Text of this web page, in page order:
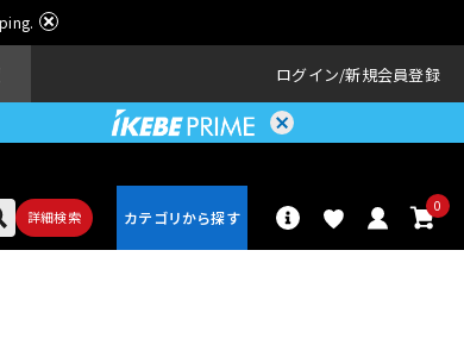
ログイン 新規会員登録
詳細検索
0